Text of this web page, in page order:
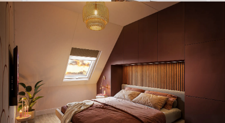
Doelgroep specifiek wonen